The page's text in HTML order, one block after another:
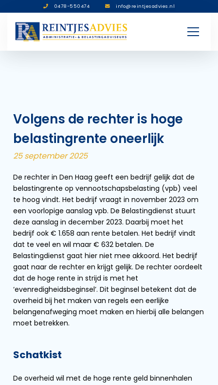
0478-550474 info@reintjesadvies.nl
Volgens de rechter is hoge
belastingrente oneerlijk
25 september 2025
De rechter in Den Haag geeft een bedrijf gelijk dat de
belastingrente op vennootschapsbelasting (vpb) veel
te hoog vindt. Het bedrijf vraagt in november 2023 om
een voorlopige aanslag vpb. De Belastingdienst stuurt
deze aanslag in december 2023. Daarbij moet het
bedrijf ook € 1.658 aan rente betalen. Het bedrijf vindt
dat te veel en wil maar € 632 betalen. De
Belastingdienst gaat hier niet mee akkoord. Het bedrijf
gaat naar de rechter en krijgt gelijk. De rechter oordeelt
dat de hoge rente in strijd is met het
‘evenredigheidsbeginsel’. Dit beginsel betekent dat de
overheid bij het maken van regels een eerlijke
belangenafweging moet maken en hierbij alle belangen
moet betrekken.
Schatkist
De overheid wil met de hoge rente geld binnenhalen